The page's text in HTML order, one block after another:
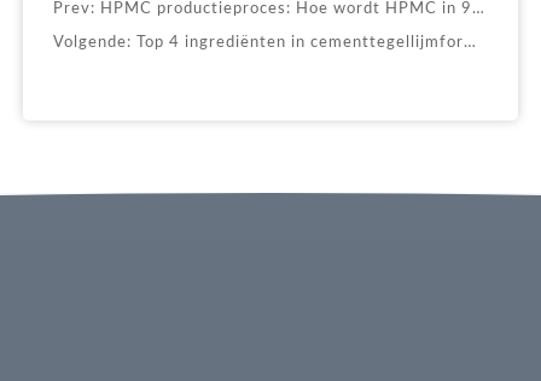
Prev: HPMC productieproces: Hoe wordt HPMC in 9 stappen gemaakt?
Volgende: Top 4 ingrediënten in cementtegellijmformules